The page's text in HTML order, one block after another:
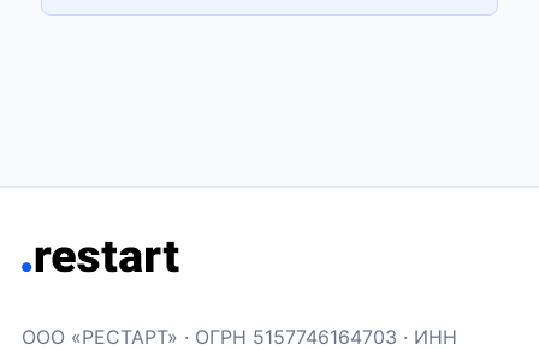
ООО «РЕСТАРТ» · ОГРН 5157746164703 · ИНН